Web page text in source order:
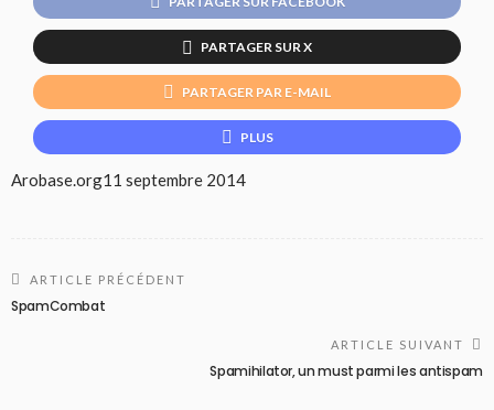
PARTAGER SUR X
PARTAGER PAR E-MAIL
PLUS
Arobase.org11 septembre 2014
ARTICLE PRÉCÉDENT
SpamCombat
ARTICLE SUIVANT
Spamihilator, un must parmi les antispam